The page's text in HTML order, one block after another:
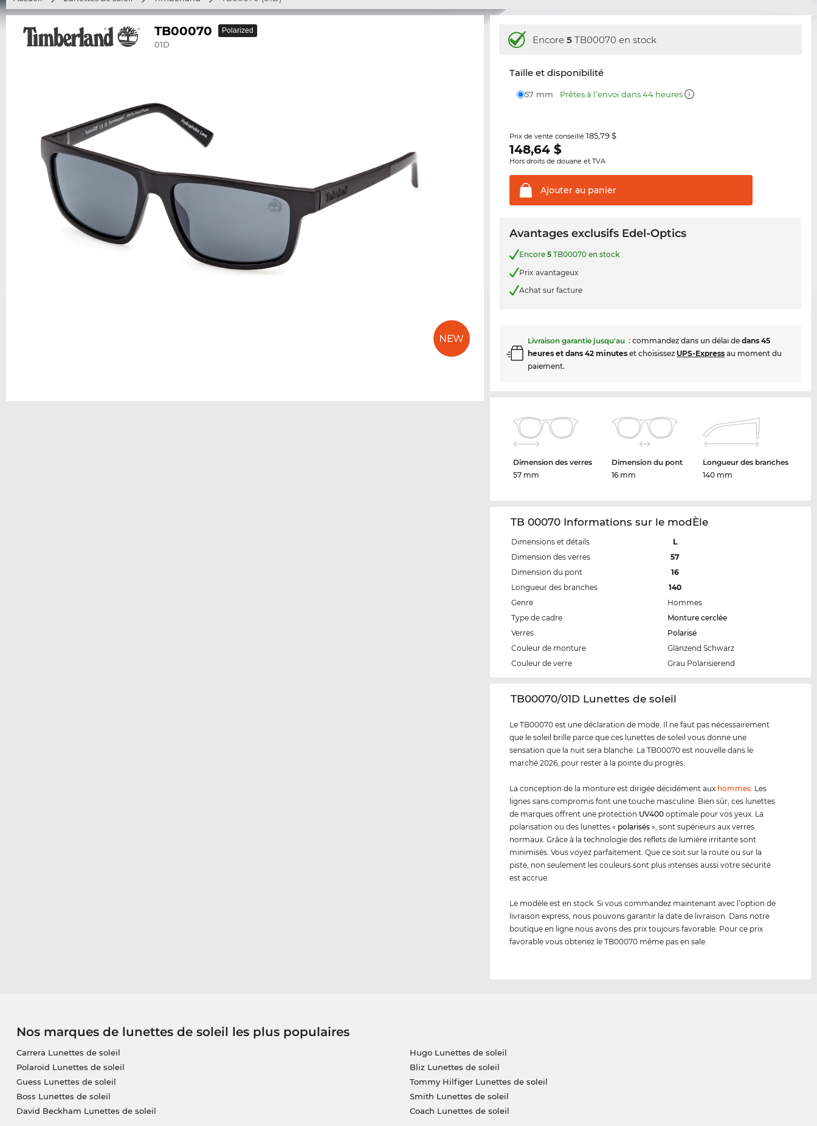
TB00070
01D
Polarized
Encore5 TB00070 en stock
Taille et disponibilité
57 mm Prêtes à l'envoi dans 44 heures
Prix de vente conseillé185,79 $
148,64 $
Hors droits de douane et TVA
Ajouter au panier
Avantages exclusifs Edel-Optics
Encore5 TB00070 en stock
Prix avantageux
Achat sur facture
Livraison garantie jusqu'au : commandez dans un délai dedans 45
heures et dans 42 minutes et choisissez UPS-Express au moment du
paiement.
Dimension des verres
57 mm
Dimension du pont
16 mm
Longueur des branches
140 mm
TB 00070 Informations sur le modÈle
Dimensions et détails
L
Dimension des verres
57
Dimension du pont
16
Longueur des branches
140
Genre
Hommes
Type de cadre
Monture cerclée
Verres
Polarisé
Couleur de monture
Glänzend Schwarz
Couleur de verre
Grau Polarisierend
‌TB00070/01D Lunettes de soleil
Le TB00070 est une déclaration de mode. Il ne faut pas nécessairement
que le soleil brille parce que ces lunettes de soleil vous donne une
sensation que la nuit sera blanche. La TB00070 est nouvelle dans le
marché 2026, pour rester à la pointe du progrès.
La conception de la monture est dirigée décidément aux hommes . Les
lignes sans compromis font une touche masculine. Bien sûr, ces lunettes
de marques offrent une protection UV400 optimale pour vos yeux. La
polarisation ou des lunettes « polarisés », sont supérieurs aux verres
normaux. Grâce à la technologie des reflets de lumière irritante sont
minimisés. Vous voyez parfaitement. Que ce soit sur la route ou sur la
piste, non seulement les couleurs sont plus intenses aussi votre sécurité
est accrue.
Le modèle est en stock. Si vous commandez maintenant avec l’option de
livraison express, nous pouvons garantir la date de livraison. Dans notre
boutique en ligne nous avons des prix toujours favorable. Pour ce prix
favorable vous obtenez le TB00070 même pas en sale.
Nos marques de lunettes de soleil les plus populaires
Carrera Lunettes de soleil
Polaroid Lunettes de soleil
Guess Lunettes de soleil
Boss Lunettes de soleil
David Beckham Lunettes de soleil
Hugo Lunettes de soleil
Bliz Lunettes de soleil
Tommy Hilfiger Lunettes de soleil
Smith Lunettes de soleil
Coach Lunettes de soleil